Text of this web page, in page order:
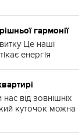
гармонії
Це наші
енергія
від зовнішніх
куточок можна